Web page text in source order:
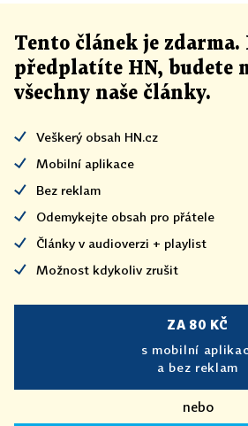
Tento článek je zdarma.
předplatíte HN, budete
všechny naše články.
Veškerý obsah HN.cz
Mobilní aplikace
Bez reklam
Odemykejte obsah pro přátele
Články v audioverzi + playlist
Možnost kdykoliv zrušit
ZA 80 KČ
s mobilní
a bez reklam
nebo